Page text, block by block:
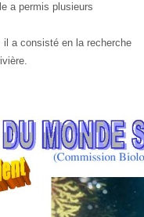
a permis plusieurs
a consisté en la recherche